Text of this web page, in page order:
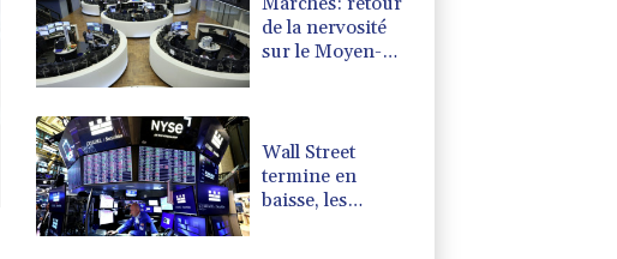
de la nervosité
sur le Moyen-
records
Wall Street
termine en
baisse, les